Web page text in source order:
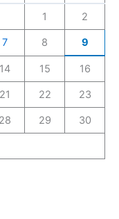
1 2
7 8 9
14 15 16
21 22 23
28 29 30